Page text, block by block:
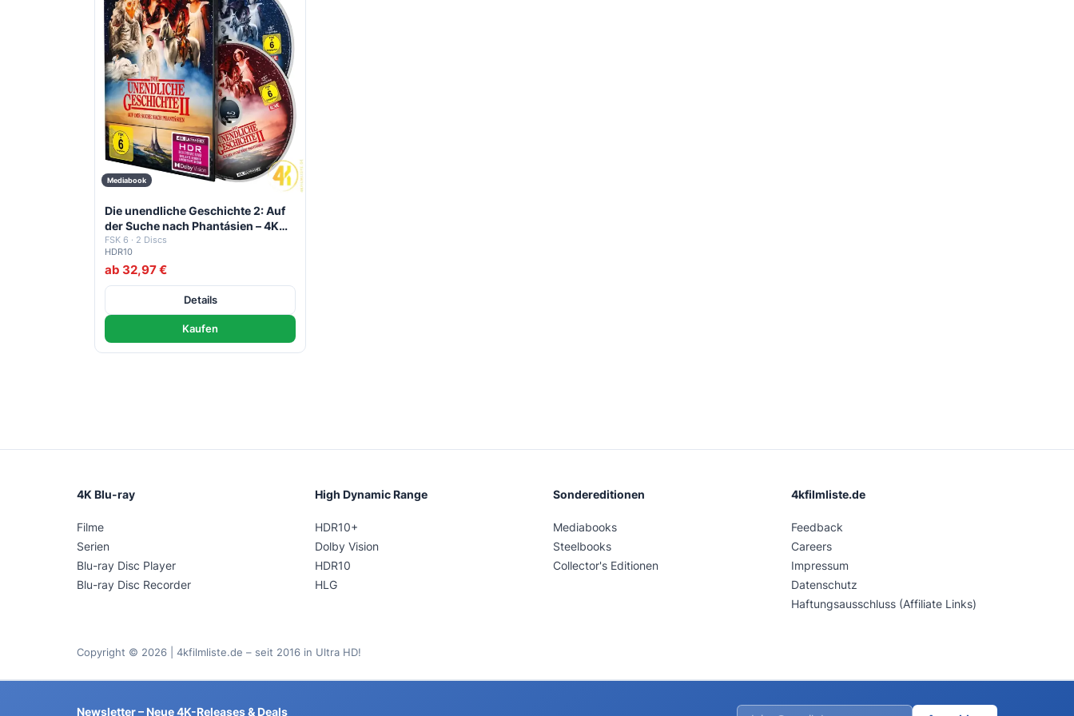
Mediabook
Die unendliche Geschichte 2: Auf
der Suche nach Phantásien – 4K
Mediabook (UHD + Blu-ray Disc)
FSK 6 · 2 Discs
HDR10
ab 32,97 €
Details
Kaufen
4K Blu-ray
Filme
Serien
Blu-ray Disc Player
Blu-ray Disc Recorder
High Dynamic Range
HDR10+
Dolby Vision
HDR10
HLG
Sondereditionen
Mediabooks
Steelbooks
Collector's Editionen
4kfilmliste.de
Feedback
Careers
Impressum
Datenschutz
Haftungsausschluss (Affiliate Links)
Copyright © 2026 | 4kfilmliste.de – seit 2016 in Ultra HD!
Newsletter – Neue 4K-Releases & Deals